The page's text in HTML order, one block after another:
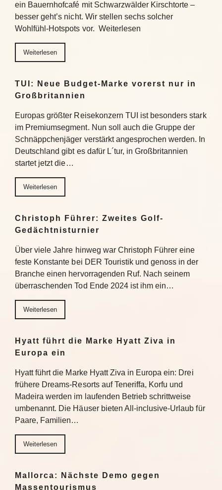
ein Bauernhofcafé mit Schwarzwälder Kirschtorte –
besser geht’s nicht. Wir stellen sechs solcher
Wohlfühl-Hotspots vor. Weiterlesen
Weiterlesen
TUI: Neue Budget-Marke vorerst nur in
Großbritannien
Europas größter Reisekonzern TUI ist besonders stark
im Premiumsegment. Nun soll auch die Gruppe der
Schnäppchenjäger verstärkt angesprochen werden. In
Deutschland gibt es dafür L´tur, in Großbritannien
startet jetzt die…
Weiterlesen
Christoph Führer: Zweites Golf-
Gedächtnisturnier
Über viele Jahre hinweg war Christoph Führer eine
feste Konstante bei DER Touristik und genoss in der
Branche einen hervorragenden Ruf. Nach seinem
überraschenden Tod Ende 2024 ist ihm ein…
Weiterlesen
Hyatt führt die Marke Hyatt Ziva in
Europa ein
Hyatt führt die Marke Hyatt Ziva in Europa ein: Drei
frühere Dreams-Resorts auf Teneriffa, Korfu und
Madeira werden im laufenden Betrieb schrittweise
umbenannt. Die Häuser bieten All-inclusive-Urlaub für
Paare, Familien…
Weiterlesen
Mallorca: Nächste Demo gegen
Massentourismus